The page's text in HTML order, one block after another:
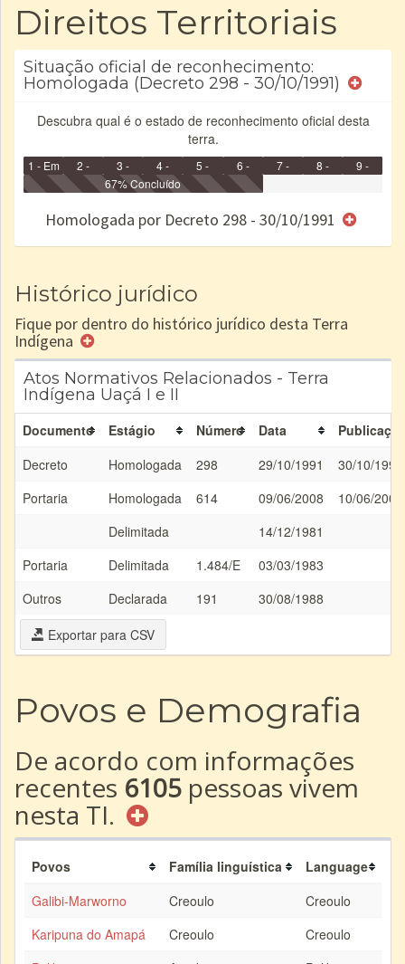
Direitos Territoriais
Situação oficial de reconhecimento:
Homologada (Decreto 298 - 30/10/1991)
Descubra qual é o estado de reconhecimento oficial desta
terra.
1 - Em
Identificação
2 -
Identificada
3 -
Declarada
4 -
Reservada
5 -
Homologada
6 -
Registrada
e/ou
7 -
8 -
9 -
67% Concluído
Homologada por Decreto 298 - 30/10/1991
Histórico jurídico
Fique por dentro do histórico jurídico desta Terra
Indígena
Atos Normativos Relacionados - Terra
Indígena Uaçá I e II
Documento Estágio Número Data
Decreto
Homologada 298 29/10/1991
30/10/1991
Portaria
Homologada 614 09/06/2008
10/06/2008
Delimitada
14/12/1981
Portaria
Delimitada 1.484/E
03/03/1983
Outros
Declarada 191
30/08/1988
Exportar para CSV
Povos e Demografia
De acordo com informações
recentes 6105 pessoas vivem
nesta TI.
Povos Família linguística
Language
Galibi-Marworno
Creoulo
Creoulo
Karipuna do Amapá
Creoulo
Creoulo